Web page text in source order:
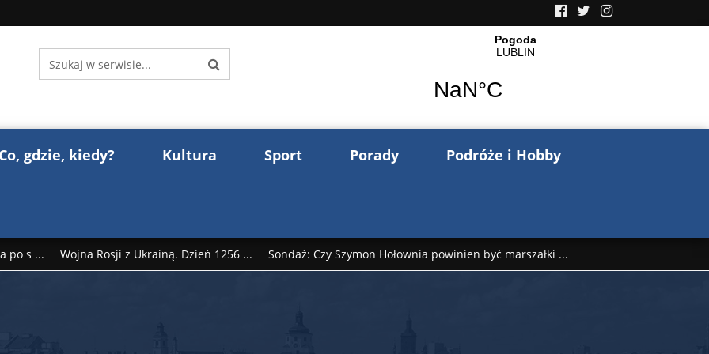
Co, gdzie, kiedy? Kultura Sport Porady Podróże i Hobby
po s ... Wojna Rosji z Ukrainą. Dzień 1256 ... Sondaż: Czy Szymon Hołownia powinien być marszałki ...